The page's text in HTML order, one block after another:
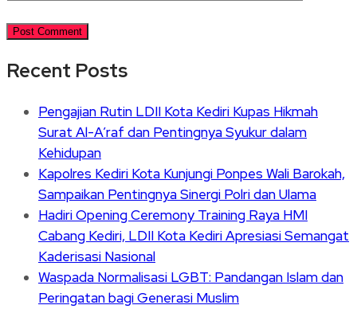
Recent Posts
Pengajian Rutin LDII Kota Kediri Kupas Hikmah
Surat Al-A’raf dan Pentingnya Syukur dalam
Kehidupan
Kapolres Kediri Kota Kunjungi Ponpes Wali Barokah,
Sampaikan Pentingnya Sinergi Polri dan Ulama
Hadiri Opening Ceremony Training Raya HMI
Cabang Kediri, LDII Kota Kediri Apresiasi Semangat
Kaderisasi Nasional
Waspada Normalisasi LGBT: Pandangan Islam dan
Peringatan bagi Generasi Muslim